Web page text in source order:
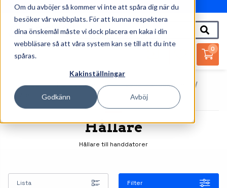
Om du avböjer så kommer vi inte att spåra dig när du
besöker vår webbplats. För att kunna respektera
dina önskemål måste vi dock placera en kaka i din
webbläsare så att våra system kan se till att du inte
spåras.
Kakinställningar
Godkänn Avböj
010-162 61 95
0
Startsida Handdatorer
Tillbehör Handdatorer
Hållare
Hållare
Hållare till handdatorer
Lista Filter